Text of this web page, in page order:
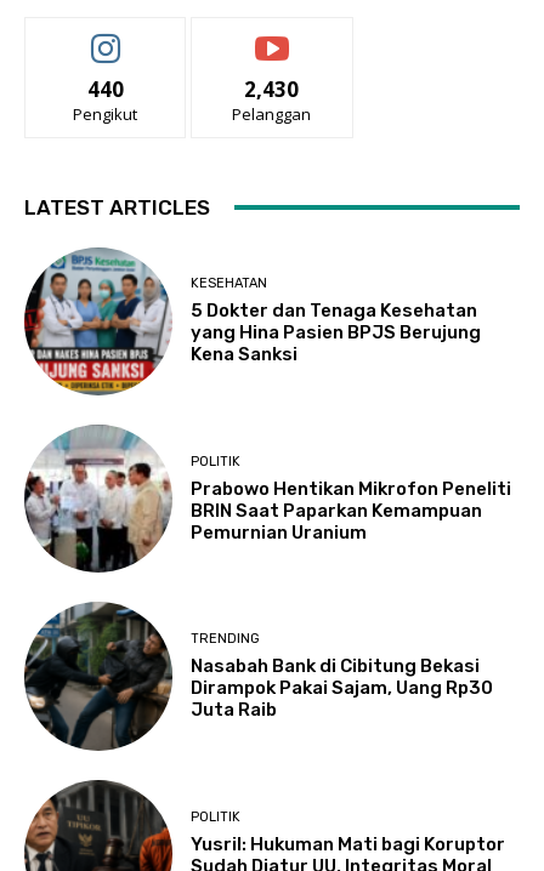
440
Pengikut
2,430
Pelanggan
LATEST ARTICLES
KESEHATAN
5 Dokter dan Tenaga Kesehatan
yang Hina Pasien BPJS Berujung
Kena Sanksi
POLITIK
Prabowo Hentikan Mikrofon Peneliti
BRIN Saat Paparkan Kemampuan
Pemurnian Uranium
TRENDING
Nasabah Bank di Cibitung Bekasi
Dirampok Pakai Sajam, Uang Rp30
Juta Raib
POLITIK
Yusril: Hukuman Mati bagi Koruptor
Sudah Diatur UU, Integritas Moral